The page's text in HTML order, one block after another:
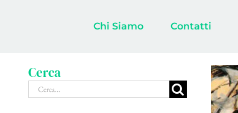
Chi Siamo Contatti
Cerca
Cerca
per: